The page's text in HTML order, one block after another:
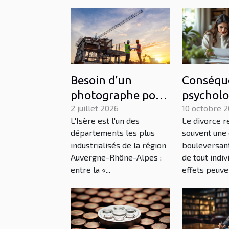
Besoin d’un
photographe pour
un projet
industriel en Isère
? Contactez Urope
!
2 juillet 2026
L'Isère est l'un des
départements les plus
industrialisés de la région
Auvergne-Rhône-Alpes ;
entre la «...
divorce
10 octobre
Le divorce
souvent une
de tout
effets